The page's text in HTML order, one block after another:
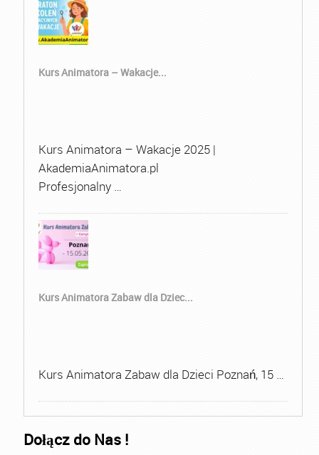
Kurs Animatora – Wakacje...
Kurs Animatora – Wakacje 2025 |
AkademiaAnimatora.pl
Profesjonalny …
Kurs Animatora Zabaw dla Dziec...
Kurs Animatora Zabaw dla Dzieci Poznań, 15 …
Dołącz do Nas !